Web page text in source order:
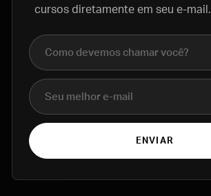
cursos diretamente em seu e-mail.
Nome completo
E-mail
ENVIAR